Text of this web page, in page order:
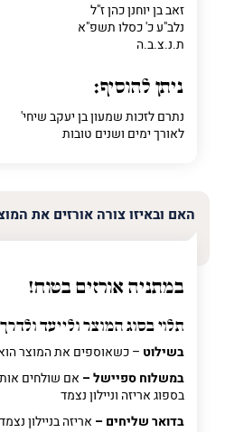
זאב בן יוחנן כהן ז"ל
נלב"ע כ' כסלו תשפ"א
ת.נ.צ.ב.ה
ניתן להוסיף:
נתרם לזכות שמעון בן יעקב שיחי'
לאורך ימים ושנים טובות
האם ובאיזו צורה אורזים את
במתניה אורזים בטוח!
תלוי בסוג המוצר ולייעד
בשילוט – כשאוספים את המוצר הוא
במשלוח ספיישל – אם שולחים
בספוג אריזה וניילון נצמד
בדואר שליחים – אריזה בניילון